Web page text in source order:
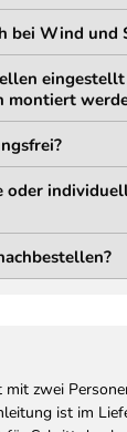
bei Wind und
montiert
oder
zwei
ist im